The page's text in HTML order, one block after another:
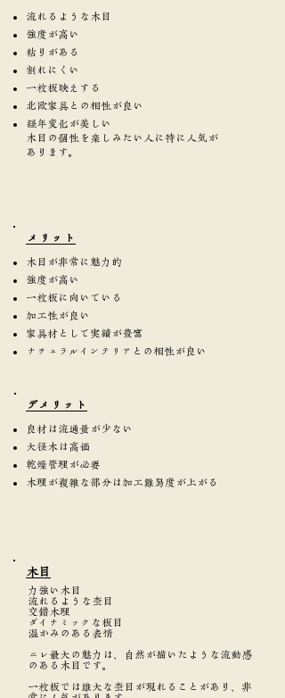
流れるような木目
強度が高い
粘りがある
割れにくい
一枚板映えする
北欧家具との相性が良い
経年変化が美しい
木目の個性を楽しみたい人に特に人気が
あります。
​メリット
木目が非常に魅力的
強度が高い
一枚板に向いている
加工性が良い
家具材として実績が豊富
ナチュラルインテリアとの相性が良い
​デメリット
良材は流通量が少ない
大径木は高価
乾燥管理が必要
木理が複雑な部分は加工難易度が上がる
​木目
力強い木目
流れるような杢目
交錯木理
ダイナミックな板目
温かみのある表情
ニレ最大の魅力は、自然が描いたような流動感
のある木目です。
一枚板では雄大な杢目が現れることがあり、非